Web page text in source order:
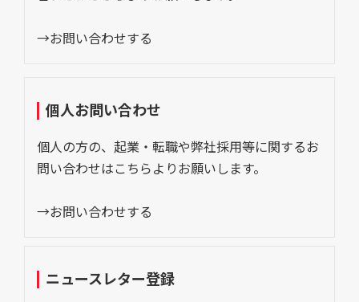
→お問い合わせする
個人お問い合わせ
個人の方の、起業・転職や弊社採用等に関するお
問い合わせはこちらよりお願いします。
→お問い合わせする
ニュースレター登録